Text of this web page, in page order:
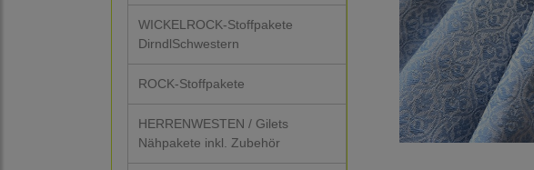
WICKELROCK-Stoffpakete
DirndlSchwestern
ROCK-Stoffpakete
HERRENWESTEN / Gilets
Nähpakete inkl. Zubehör